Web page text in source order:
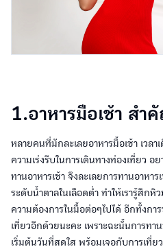
1.อาหารมือเช้า สำ
หลายคนที่มักละเลยอาหารมื้อเช้า เวลา
ความเร่งรีบในการเดินทางท่องเที่ยว อ
ทานอาหารเช้า จึงละเลยการทานอาหาร
ระดับน้ำตาลในเลือดต่ำ ทำให้เรารู้สึก
ความต้องการในมื้อต่อๆไปได้ อีกทั้งกา
เที่ยวอีกด้วยนะคะ เพราะฉะนั้นการทา
เริ่มต้นวันที่สดใส พร้อมเจอกับการเที่